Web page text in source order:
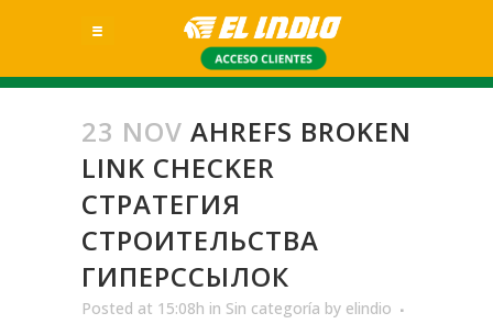
23 NOV AHREFS BROKEN
LINK CHECKER
СТРАТЕГИЯ
СТРОИТЕЛЬСТВА
ГИПЕРССЫЛОК
Posted at 15:08h in Sin categoría by elindio